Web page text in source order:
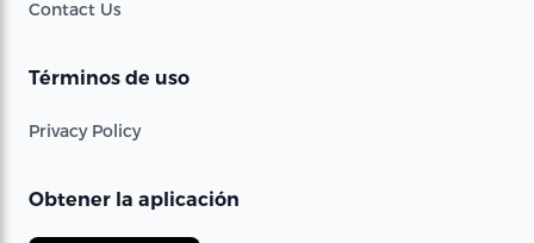
Contact Us
Términos de uso
Privacy Policy
Obtener la aplicación